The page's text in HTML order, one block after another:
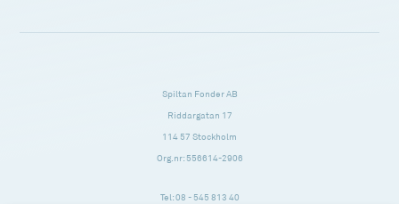
Spiltan Fonder AB
Riddargatan 17
114 57 Stockholm
Org.nr: 556614-2906
Tel: 08 - 545 813 40